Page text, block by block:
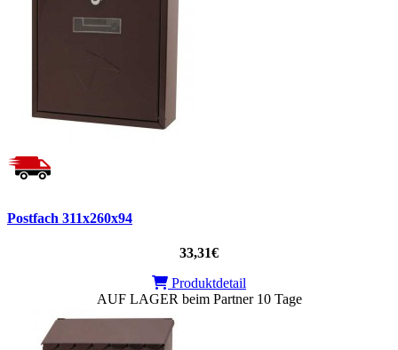
Postfach 311x260x94
33,31€
Produktdetail
AUF LAGER beim Partner 10 Tage